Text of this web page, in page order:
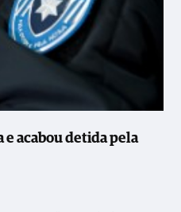
acabou detida pela